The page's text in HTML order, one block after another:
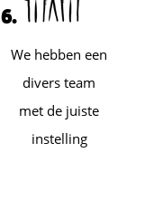
6.
We hebben een
divers team
met de juiste
instelling